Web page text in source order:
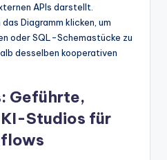
APIs darstellt.
Diagramm klicken, um
oder SQL-Schemastücke zu
desselben kooperativen
Geführte,
Studios für